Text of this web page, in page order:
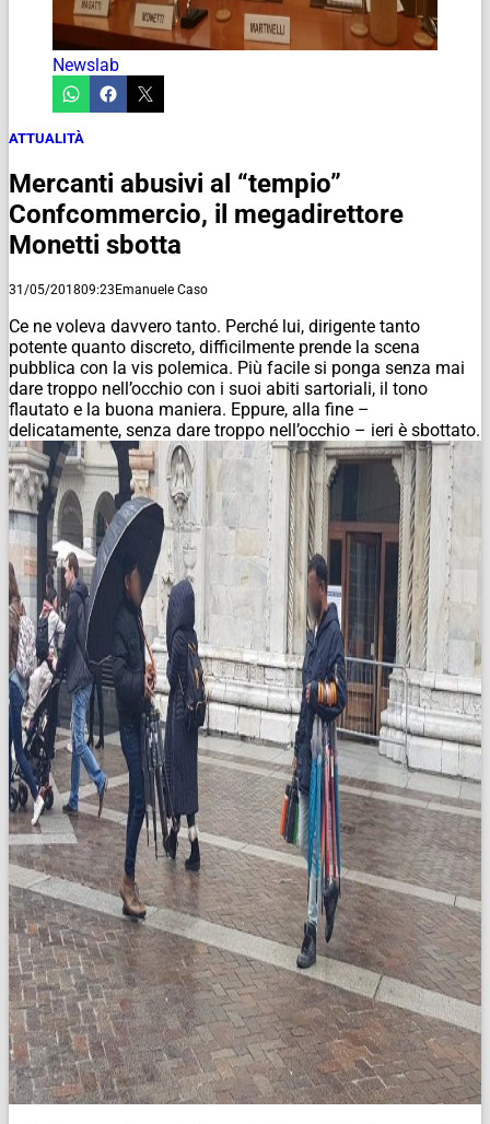
Newslab
ATTUALITÀ
Mercanti abusivi al “tempio”
Confcommercio, il megadirettore
Monetti sbotta
31/05/201809:23Emanuele Caso
Ce ne voleva davvero tanto. Perché lui, dirigente tanto
potente quanto discreto, difficilmente prende la scena
pubblica con la vis polemica. Più facile si ponga senza mai
dare troppo nell’occhio con i suoi abiti sartoriali, il tono
flautato e la buona maniera. Eppure, alla fine –
delicatamente, senza dare troppo nell’occhio – ieri è sbottato.